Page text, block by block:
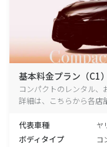
基本料金プラン（C1）
コンパクトのレンタル
詳細は、こちらから各店
代表車種 ヤ
ボディタイプ コ